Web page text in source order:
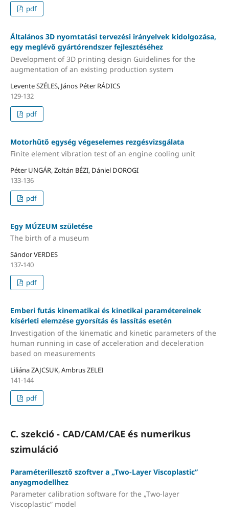
pdf
Általános 3D nyomtatási tervezési irányelvek kidolgozása,
egy meglévő gyártórendszer fejlesztéséhez
Development of 3D printing design Guidelines for the
augmentation of an existing production system
Levente SZÉLES, János Péter RÁDICS
129-132
pdf
Motorhűtő egység végeselemes rezgésvizsgálata
Finite element vibration test of an engine cooling unit
Péter UNGÁR, Zoltán BÉZI, Dániel DOROGI
133-136
pdf
Egy MÚZEUM születése
The birth of a museum
Sándor VERDES
137-140
pdf
Emberi futás kinematikai és kinetikai paramétereinek
kísérleti elemzése gyorsítás és lassítás esetén
Investigation of the kinematic and kinetic parameters of the
human running in case of acceleration and deceleration
based on measurements
Liliána ZAJCSUK, Ambrus ZELEI
141-144
pdf
C. szekció - CAD/CAM/CAE és numerikus
szimuláció
Paraméterillesztő szoftver a „Two-Layer Viscoplastic”
anyagmodellhez
Parameter calibration software for the „Two-layer
Viscoplastic” model